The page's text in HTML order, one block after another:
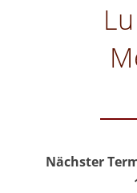
Nächster